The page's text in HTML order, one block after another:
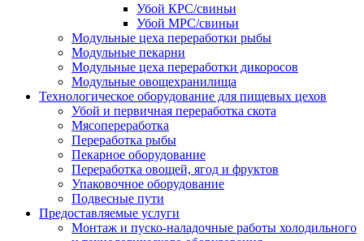
Убой КРС/свиньи
Убой МРС/свиньи
Модульные цеха переработки рыбы
Модульные пекарни
Модульные цеха переработки дикоросов
Модульные овощехранилища
Технологическое оборудование для пищевых цехов
Убой и первичная переработка скота
Мясопереработка
Переработка рыбы
Пекарное оборудование
Переработка овощей, ягод и фруктов
Упаковочное оборудование
Подвесные пути
Предоставляемые услуги
Монтаж и пуско-наладочные работы холодильного